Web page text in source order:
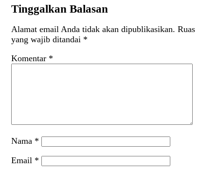
Tinggalkan Balasan
Alamat email Anda tidak akan dipublikasikan. Ruas
yang wajib ditandai *
Komentar *
Nama *
Email *